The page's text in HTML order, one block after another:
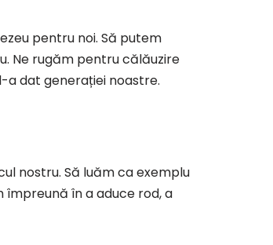
pentru noi. Să putem
Ne rugăm pentru călăuzire
a dat generației noastre.
nostru. Să luăm ca exemplu
în a aduce rod, a